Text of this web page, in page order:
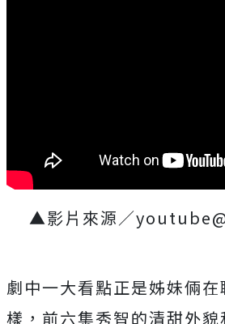
▲影片來源／
劇中一大看點正是姊妹倆
樣，前六集秀智的清甜外